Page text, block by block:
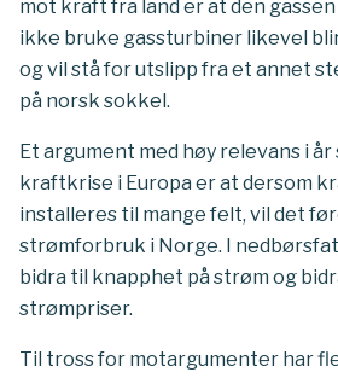
mot kraft fra land er at den gassen
ikke bruke gassturbiner likevel
og vil stå for utslipp fra et annet
på norsk sokkel.
Et argument med høy relevans i år
kraftkrise i Europa er at dersom
installeres til mange felt, vil det
strømforbruk i Norge. I
bidra til knapphet på strøm og
strømpriser.
Til tross for motargumenter har